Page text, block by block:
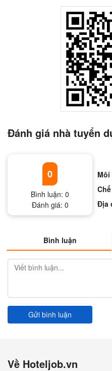
Đánh giá nhà tuyển
0
Bình luận:0
Đánh giá: 0
Địa
Bình luận
Gửi bình luận
Về Hoteljob.vn